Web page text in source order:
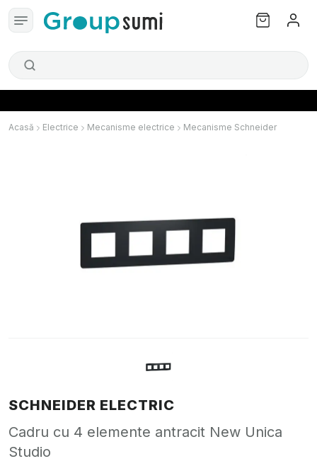
Acasă Electrice Mecanisme electrice Mecanisme Schneider
SCHNEIDER ELECTRIC
Cadru cu 4 elemente antracit New Unica
Studio